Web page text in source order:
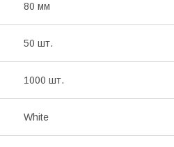
80 мм
50 шт.
1000 шт.
White